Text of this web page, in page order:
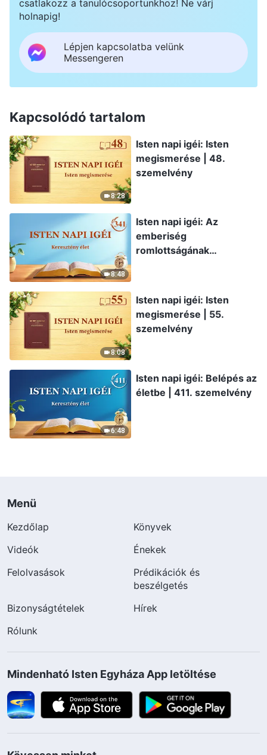
csatlakozz a tanulócsoportunkhoz! Ne várj
holnapig!
Lépjen kapcsolatba velünk
Messengeren
Kapcsolódó tartalom
8:28
Isten napi igéi: Isten
megismerése | 48.
szemelvény
8:48
Isten napi igéi: Az
emberiség
romlottságának
8:08
Isten napi igéi: Isten
megismerése | 55.
szemelvény
6:48
Isten napi igéi: Belépés az
életbe | 411. szemelvény
Menü
Kezdőlap
Könyvek
Videók
Énekek
Felolvasások
Prédikációk és
beszélgetés
Bizonyságtételek
Hírek
Rólunk
Mindenható Isten Egyháza App letöltése